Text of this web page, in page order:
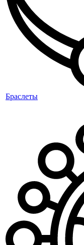
Браслеты